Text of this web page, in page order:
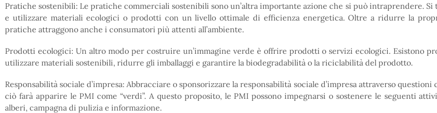
Pratiche sostenibili: Le pratiche commerciali sostenibili sono un’altra importante azione che si può intraprendere.
e utilizzare materiali ecologici o prodotti con un livello ottimale di efficienza energetica. Oltre a ridurre la
pratiche attraggono anche i consumatori più attenti all’ambiente.
Prodotti ecologici: Un altro modo per costruire un’immagine verde è offrire prodotti o servizi ecologici. Esistono
utilizzare materiali sostenibili, ridurre gli imballaggi e garantire la biodegradabilità o la riciclabilità del prodotto.
Responsabilità sociale d’impresa: Abbracciare o sponsorizzare la responsabilità sociale d’impresa attraverso questioni
ciò farà apparire le PMI come “verdi”. A questo proposito, le PMI possono impegnarsi o sostenere le seguenti
alberi, campagna di pulizia e informazione.